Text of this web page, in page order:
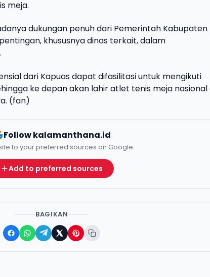
meja.
dukungan penuh dari Pemerintah Kabupaten
khususnya dinas terkait, dalam
dari Kapuas dapat difasilitasi untuk mengikuti
ke depan akan lahir atlet tenis meja nasional
(fan)
Follow kalamanthana.id
to your preferred sources on Google
Add to preferred sources
BAGIKAN